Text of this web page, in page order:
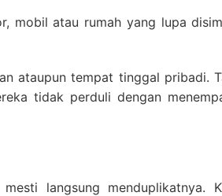
mobil atau rumah yang lupa
ataupun tempat tinggal pribadi.
tidak perduli dengan
langsung menduplikatnya.